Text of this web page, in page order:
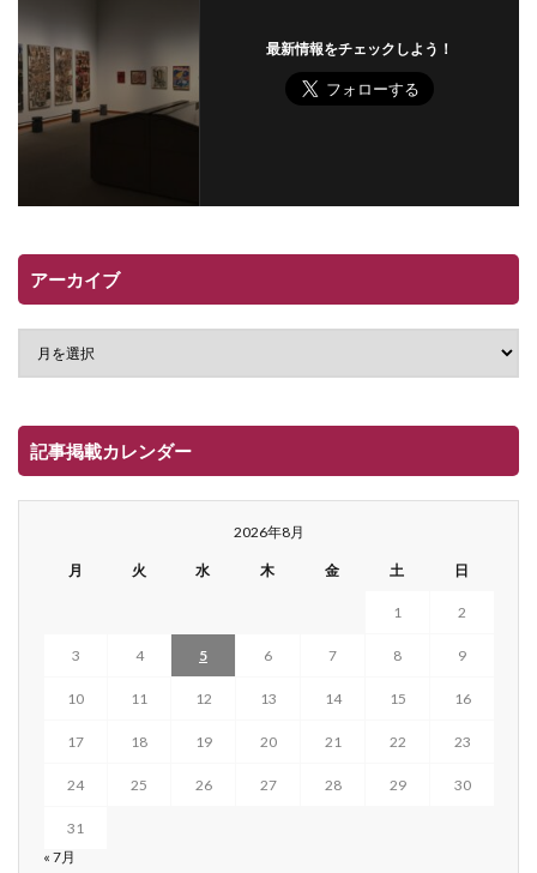
最新情報をチェックしよう！
アーカイブ
記事掲載カレンダー
2026年8月
月 火 水 木 金 土 日
1 2
3 4 5 6 7 8 9
10 11 12 13 14 15 16
17 18 19 20 21 22 23
24 25 26 27 28 29 30
31
« 7月